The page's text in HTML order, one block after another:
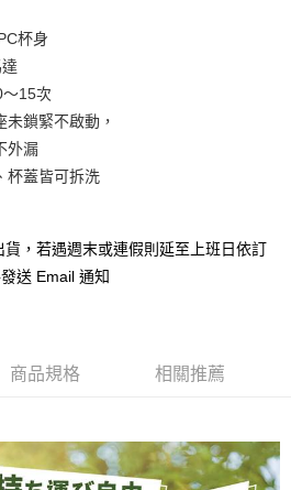
買商品或服務，並由商店將買賣／分期付款
約使用本公司帳單繳交帳款。
分期」之契約關係目的，商店將以您的個人
提供予台灣大哥大進項蒐集、處理及利用，
所需資料之確認、核對及更正。
杯身
15次
鎖緊不啟動，
外漏
杯蓋皆可拆洗
，若遇週末或連假則延至上班日依訂
送 Email 通知
商品規格 相關推薦